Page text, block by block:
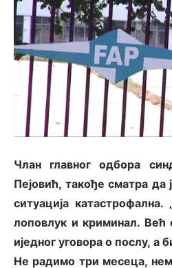
Члан главног одбора
Пејовић, такође сматра
ситуација
лоповлук и криминал.
иједног уговора о послу, а
Не радимо три месеца,